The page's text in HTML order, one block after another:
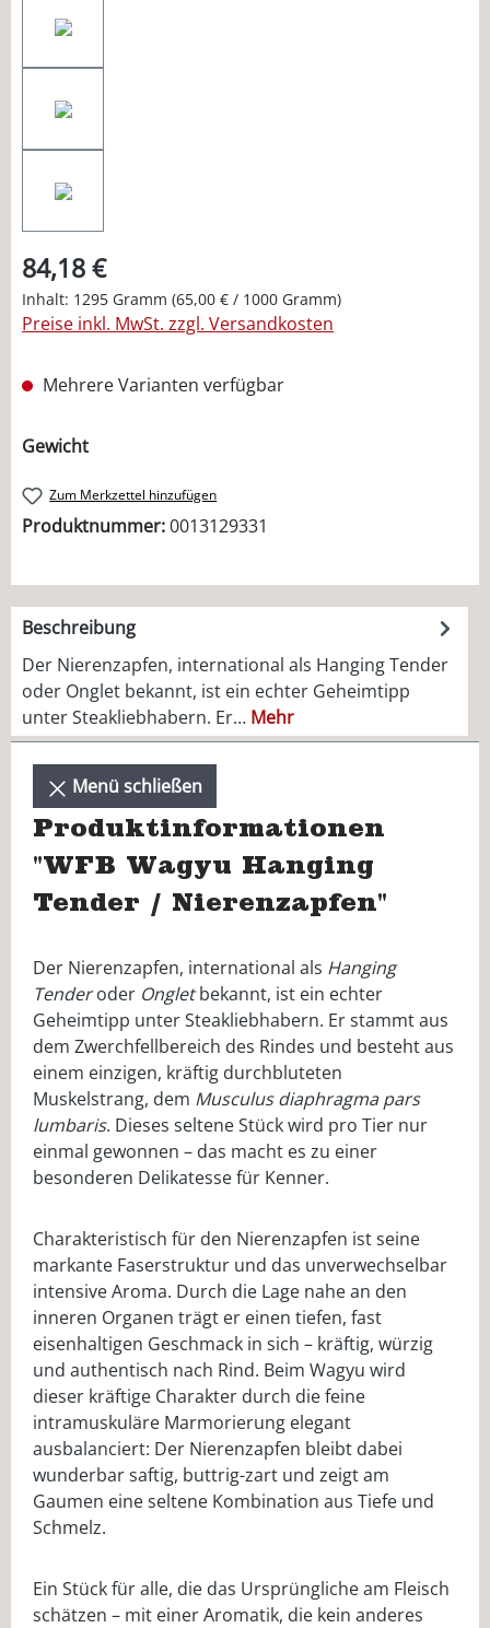
84,18 €
Inhalt: 1295 Gramm (65,00 € / 1000 Gramm)
Preise inkl. MwSt. zzgl. Versandkosten
Mehrere Varianten verfügbar
Gewichtauswählen
Zum Merkzettel hinzufügen
Produktnummer:0013129331
Beschreibung
Der Nierenzapfen, international als Hanging Tender
oder Onglet bekannt, ist ein echter Geheimtipp
unter Steakliebhabern. Er… Mehr
Menü schließen
Produktinformationen
"WFB Wagyu Hanging
Tender / Nierenzapfen"
Der Nierenzapfen, international als Hanging
Tenderoder Ongletbekannt, ist ein echter
Geheimtipp unter Steakliebhabern. Er stammt aus
dem Zwerchfellbereich des Rindes und besteht aus
einem einzigen, kräftig durchbluteten
Muskelstrang, dem Musculus diaphragma pars
lumbaris. Dieses seltene Stück wird pro Tier nur
einmal gewonnen – das macht es zu einer
besonderen Delikatesse für Kenner.
Charakteristisch für den Nierenzapfen ist seine
markante Faserstruktur und das unverwechselbar
intensive Aroma. Durch die Lage nahe an den
inneren Organen trägt er einen tiefen, fast
eisenhaltigen Geschmack in sich – kräftig, würzig
und authentisch nach Rind. Beim Wagyu wird
dieser kräftige Charakter durch die feine
intramuskuläre Marmorierung elegant
ausbalanciert: Der Nierenzapfen bleibt dabei
wunderbar saftig, buttrig-zart und zeigt am
Gaumen eine seltene Kombination aus Tiefe und
Schmelz.
Ein Stück für alle, die das Ursprüngliche am Fleisch
schätzen – mit einer Aromatik, die kein anderes